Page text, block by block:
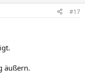
#17
äußern.